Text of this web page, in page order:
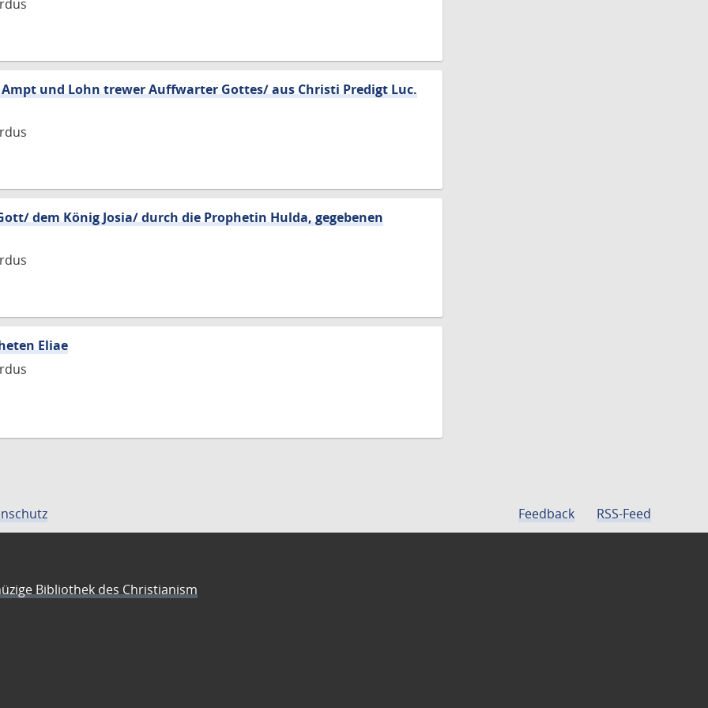
und Lohn trewer Auffwarter Gottes/ aus Christi Predigt Luc.
dem König Josia/ durch die Prophetin Hulda, gegebenen
Eliae
Feedback RSS-Feed
Bibliothek des Christianism